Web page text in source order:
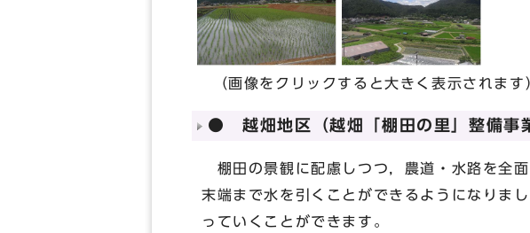
（画像をクリックすると大きく表示されます
● 越畑地区（越畑「棚田の里」整備事
棚田の景観に配慮しつつ，農道・水路を全
末端まで水を引くことができるようになりま
っていくことができます。